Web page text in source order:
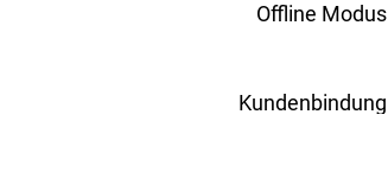
Offline Modus
Kundenbindung